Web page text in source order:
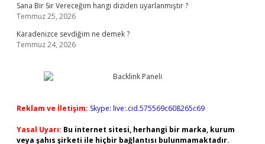
Sana Bir Sır Vereceğim hangi diziden uyarlanmıştır ?
Temmuz 25, 2026
Karadenizce sevdiğim ne demek ?
Temmuz 24, 2026
Reklam ve İletişim: Skype: live:.cid.575569c608265c69
Yasal Uyarı: Bu internet sitesi, herhangi bir marka, kurum
veya şahıs şirketi ile hiçbir bağlantısı bulunmamaktadır.